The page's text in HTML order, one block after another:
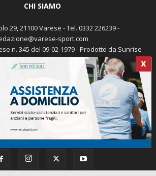
X
CHI SIAMO
29, 21100 Varese - Tel. 0332 226239 -
sport.com
n. 345 del 09-02-1979 - Prodotto da Sunrise
Michele Marocco -Cookie policy
Pubblicità
redazione@varese-sport.com
SEGUICI